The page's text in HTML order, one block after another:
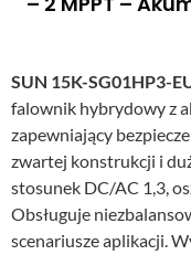
SUN 15K-SG01HP3-
falownik hybrydowy z
zapewniający
zwartej konstrukcji i
stosunek DC/AC 1,3,
Obsługuje
scenariusze aplikacji.